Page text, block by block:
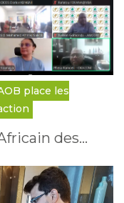
place les
des…